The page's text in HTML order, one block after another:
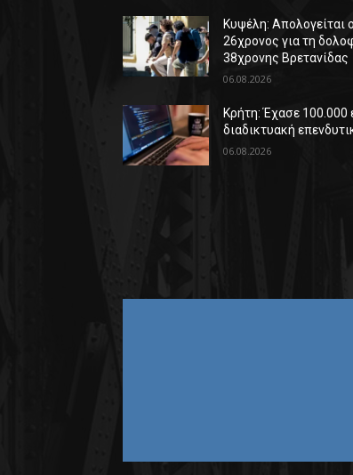
Κυψέλη: Απολογείται ο
26χρονος για τη
38χρονης Βρετανίδας
06.08.2026
Κρήτη: Έχασε
διαδικτυακή
06.08.2026